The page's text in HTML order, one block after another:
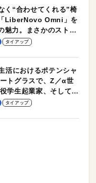
く“合わせてくれる”椅
LiberNovo Omni」を
魅力。まさかのストレ
タイアップ
活におけるポテンシャ
トグラスで、Z／α世
学生起業家、そして教
ート【PR】
タイアップ